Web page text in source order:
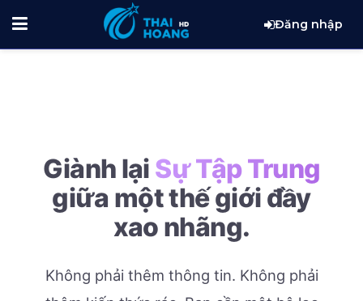
Đăng nhập
Giành lại Sự Tập Trung
giữa một thế giới đầy
xao nhãng.
Không phải thêm thông tin. Không phải